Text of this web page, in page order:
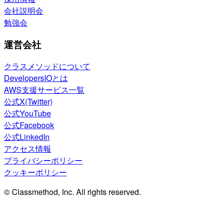
会社説明会
勉強会
運営会社
クラスメソッドについて
DevelopersIOとは
AWS支援サービス一覧
公式X(Twitter)
公式YouTube
公式Facebook
公式LinkedIn
アクセス情報
プライバシーポリシー
クッキーポリシー
© Classmethod, Inc. All rights reserved.